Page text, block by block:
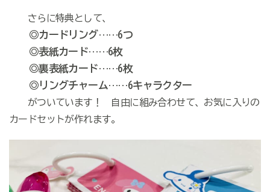
さらに特典として、
◎カードリング……6つ
◎表紙カード……6枚
◎裏表紙カード……6枚
◎リングチャーム……6キャラクター
がついています！ 自由に組み合わせて、お気に入りの
カードセットが作れます。